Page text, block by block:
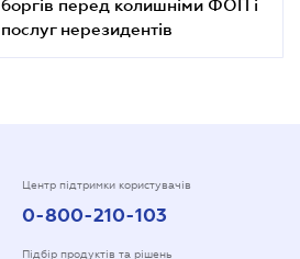
боргів перед колишніми ФОП і
послуг нерезидентів
Центр підтримки користувачів
0-800-210-103
Підбір продуктів та рішень